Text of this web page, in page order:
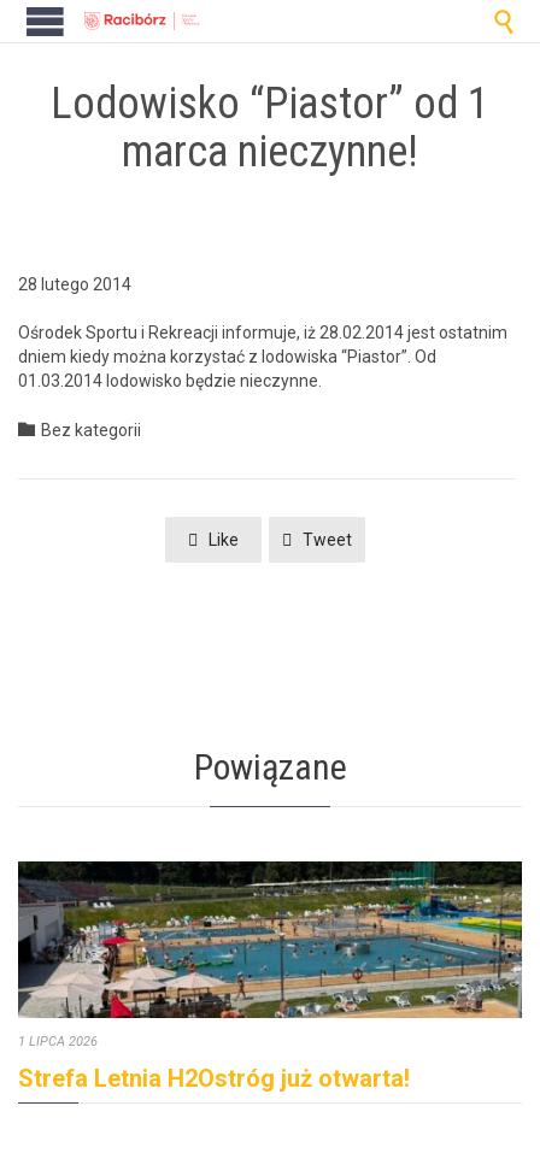

Lodowisko “Piastor” od 1
marca nieczynne!
28 lutego 2014
Ośrodek Sportu i Rekreacji infor­mu­je, iż 28.02.2014 jest ostat­nim
dniem kiedy moż­na korzys­tać z lodowiska “Pias­tor”. Od
01.03.2014 lodowisko będzie nieczynne.
 Category
Bez kategorii
Like Tweet
Powiązane
1 LIPCA 2026
Strefa Letnia H2Ostróg już otwarta!